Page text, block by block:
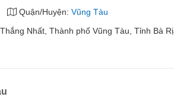
Quận/Huyện: Vũng Tàu
Nhất, Thành phố Vũng Tàu, Tỉnh Bà